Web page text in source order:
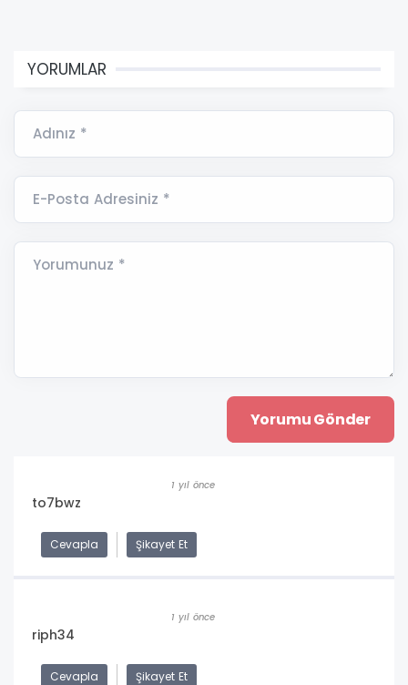
YORUMLAR
Adınız *
E-Posta Adresiniz *
Yorumunuz *
1 yıl önce
to7bwz
Cevapla Şikayet Et
1 yıl önce
riph34
Cevapla Şikayet Et